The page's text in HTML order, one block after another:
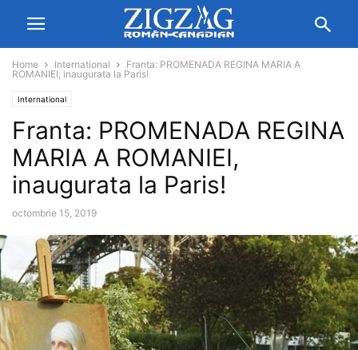
Home International
Franta: PROMENADA REGINA MARIA A
ROMANIEI, inaugurata la Paris!
International
Franta: PROMENADA REGINA
MARIA A ROMANIEI,
inaugurata la Paris!
octombrie 15, 2019